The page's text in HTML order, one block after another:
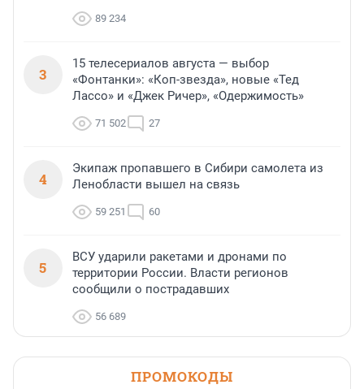
89 234
3
15 телесериалов августа — выбор
«Фонтанки»: «Коп-звезда», новые «Тед
Лассо» и «Джек Ричер», «Одержимость»
71 502 27
4
Экипаж пропавшего в Сибири самолета из
Ленобласти вышел на связь
59 251 60
5
ВСУ ударили ракетами и дронами по
территории России. Власти регионов
сообщили о пострадавших
56 689
ПРОМОКОДЫ